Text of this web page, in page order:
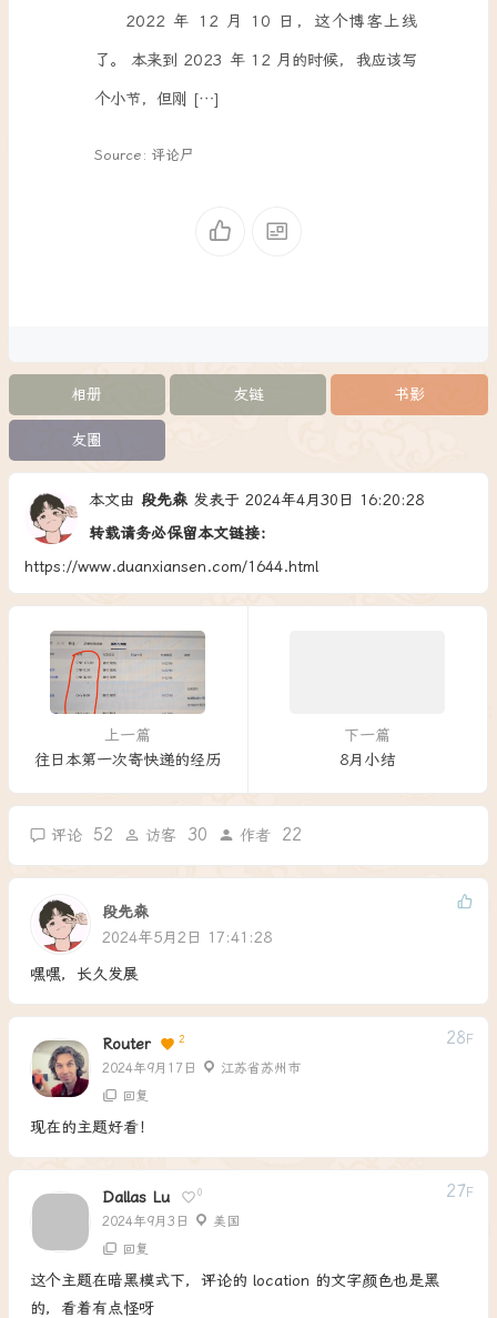
2022 年 12 月 10 日，这个博客上线
了。 本来到 2023 年 12 月的时候，我应该写
个小节，但刚 […]
Source: 评论尸
相册 友链 书影
友圈
本文由 段先森发表于 2024年4月30日 16:20:28
转载请务必保留本文链接：
https://www.duanxiansen.com/1644.html
上一篇
往日本第一次寄快递的经历
下一篇
8月小结
评论 52 访客 30 作者 22
段先森
2024年5月2日 17:41:28
嘿嘿，长久发展
Router 2
2024年9月17日 江苏省苏州市
28 F
回复
现在的主题好看！
Dallas Lu 0
2024年9月3日 美国
27F
回复
这个主题在暗黑模式下，评论的 location 的文字颜色也是黑
的，看着有点怪呀